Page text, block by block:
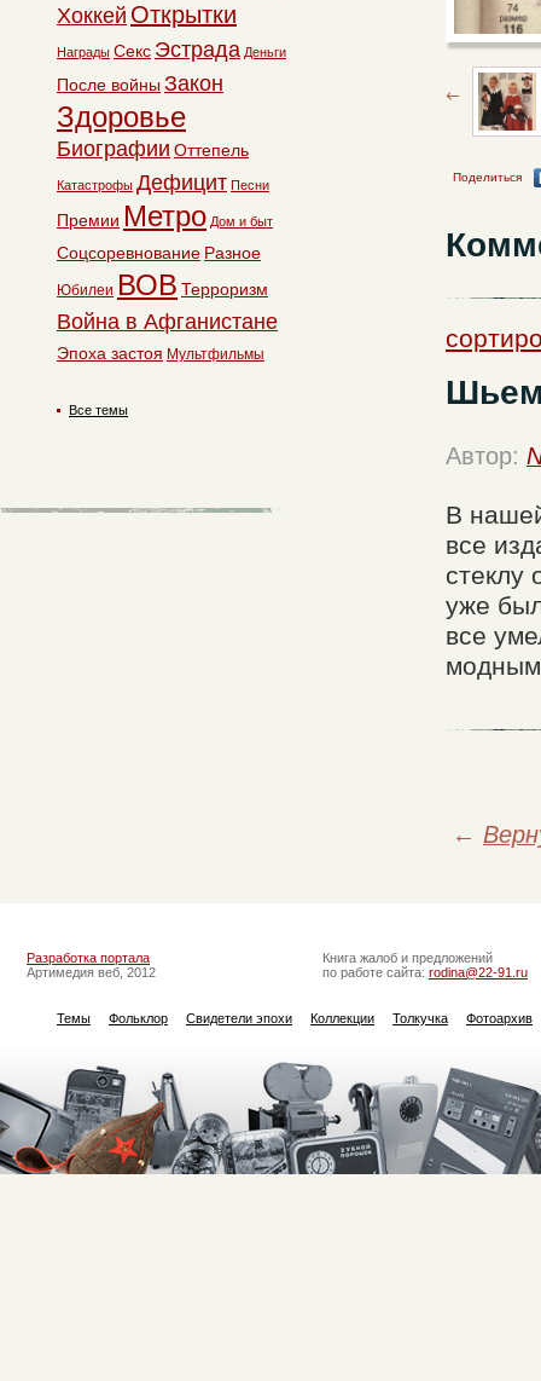
Поделиться
Автор:
В
все
стеклу
уже
все
←
Хоккей Открытки
Награды Секс Эстрада Деньги
После войны Закон
Здоровье
Биографии Оттепель
Катастрофы Дефицит Песни
Премии Метро Дом и быт
Соцсоревнование Разное
Юбилеи ВОВ Терроризм
Война в Афганистане
Эпоха застоя Мультфильмы
Все темы
Разработка портала
Артимедия веб, 2012
Книга жалоб и предложений
по работе сайта: rodina@22-91.ru
Темы Фольклор Свидетели эпохи Коллекции Толкучка Фотоархив